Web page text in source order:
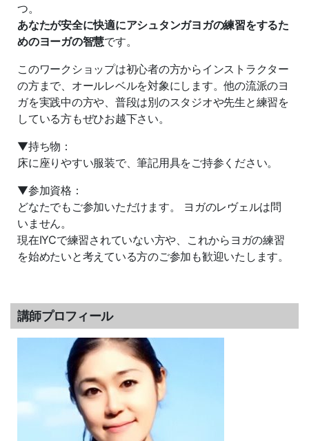
つ。
あなたが安全に快適にアシュタンガヨガの練習をするた
めのヨーガの智慧です。
このワークショップは初心者の方からインストラクター
の方まで、オールレベルを対象にします。他の流派のヨ
ガを実践中の方や、普段は別のスタジオや先生と練習を
している方もぜひお越下さい。
▼持ち物：
床に座りやすい服装で、筆記用具をご持参ください。
▼参加資格：
どなたでもご参加いただけます。 ヨガのレヴェルは問
いません。
現在IYCで練習されていない方や、これからヨガの練習
を始めたいと考えている方のご参加も歓迎いたします。
講師プロフィール